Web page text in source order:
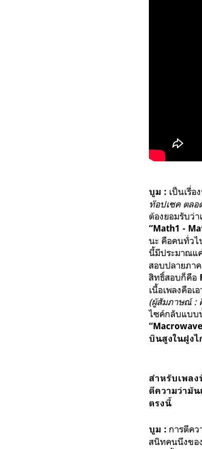
บูม : เป็นเรื่อ
ท๊อปเซค ตลอ
ต้องยอมรับว่า
“Math1 -
นะ คือคนทั่วไ
นี้มีประมาณแ
สอบปลายภา
สิทธิ์สอบก็คือ
เนื้อเพลงคือเ
(ผู้สัมภาษณ์ :
ไซค์กลับแบบ
บินสูงในฝูงไ
สำหรับเพล
ตีความว่ามั
ตรงนี้
บูม : การตีคว
สนิทคนนึงขอ